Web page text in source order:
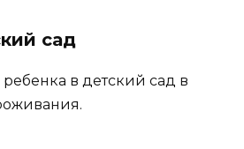
сад
в детский сад в